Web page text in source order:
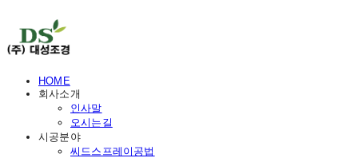
HOME
회사소개
인사말
오시는길
시공분야
씨드스프레이공법